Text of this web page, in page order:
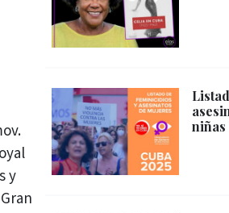
y
niñas